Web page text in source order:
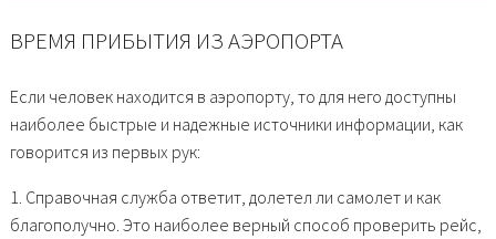
ВРЕМЯ ПРИБЫТИЯ ИЗ АЭРОПОРТА
Если человек находится в аэропорту, то для него доступны
наиболее быстрые и надежные источники информации, как
говорится из первых рук:
1. Справочная служба ответит, долетел ли самолет и как
благополучно. Это наиболее верный способ проверить рейс,